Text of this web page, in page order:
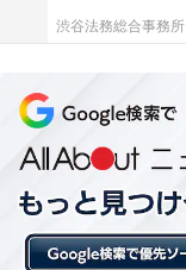
次ページ
渋谷法務総合事務所